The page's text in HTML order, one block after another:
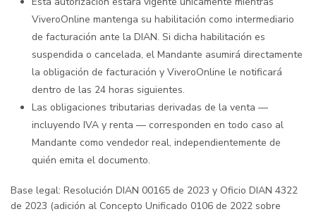
ViveroOnline mantenga su habilitación como intermediario
de facturación ante la DIAN. Si dicha habilitación es
suspendida o cancelada, el Mandante asumirá directamente
la obligación de facturación y ViveroOnline le notificará
dentro de las 24 horas siguientes.
Las obligaciones tributarias derivadas de la venta —
incluyendo IVA y renta — corresponden en todo caso al
Mandante como vendedor real, independientemente de
quién emita el documento.
Base legal: Resolución DIAN 00165 de 2023 y Oficio DIAN 4322
de 2023 (adición al Concepto Unificado 0106 de 2022 sobre